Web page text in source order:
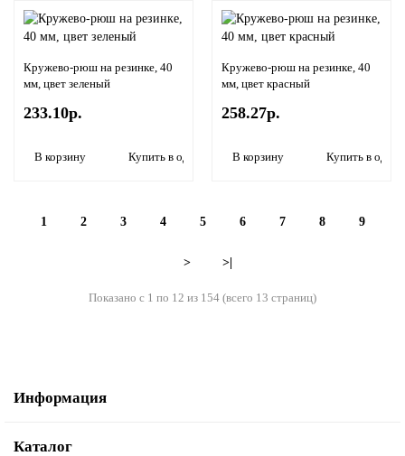
Кружево-рюш на резинке, 40
мм, цвет зеленый
233.10р.
В корзину Купить в один клик
Кружево-рюш на резинке, 40
мм, цвет красный
258.27р.
В корзину Купить в один
1 2 3 4 5 6 7 8 9
> >|
Показано с 1 по 12 из 154 (всего 13 страниц)
Информация
Каталог